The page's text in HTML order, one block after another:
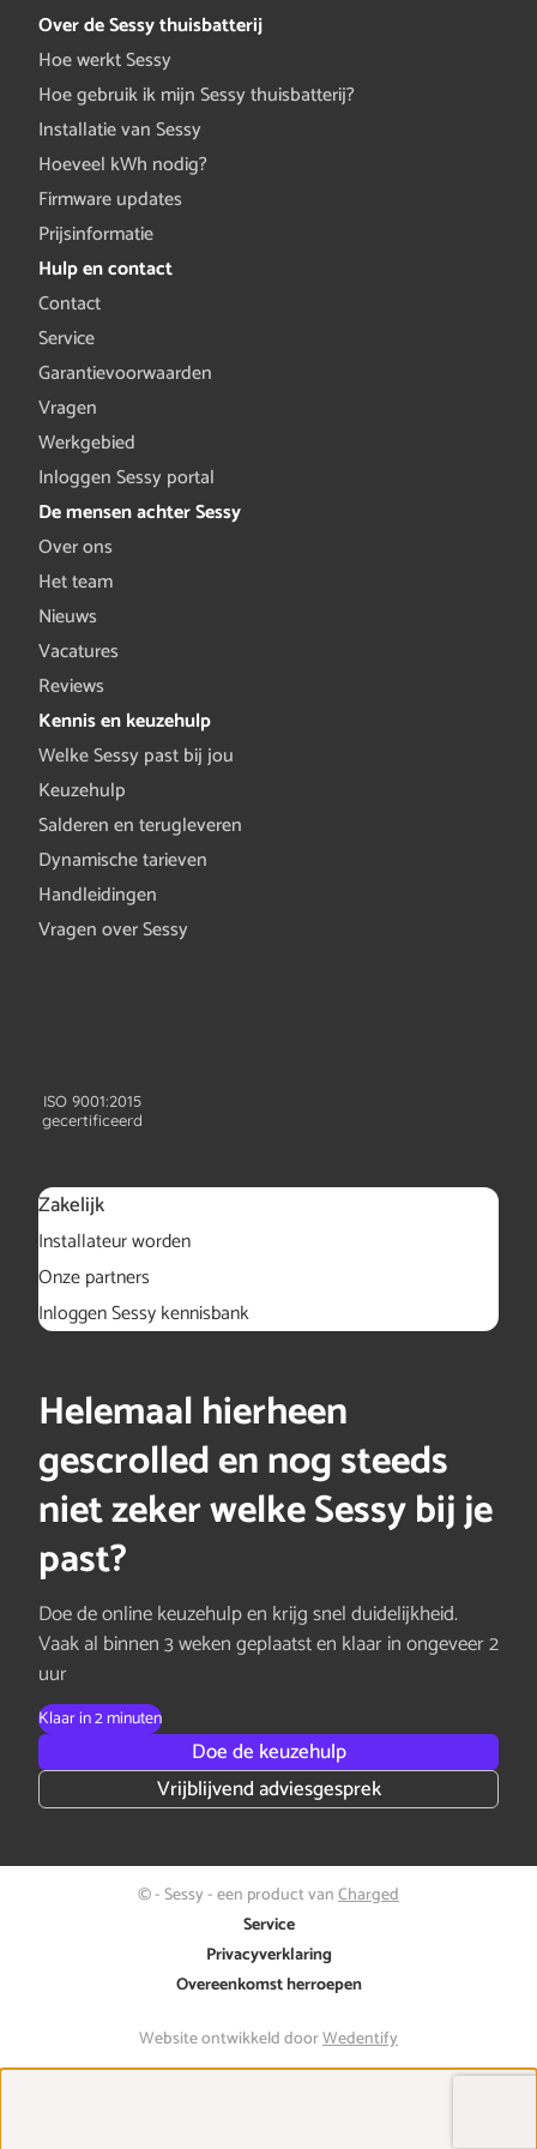
Over de Sessy thuisbatterij
Hoe werkt Sessy
Hoe gebruik ik mijn Sessy thuisbatterij?
Installatie van Sessy
Hoeveel kWh nodig?
Firmware updates
Prijsinformatie
Hulp en contact
Contact
Service
Garantievoorwaarden
Vragen
Werkgebied
Inloggen Sessy portal
De mensen achter Sessy
Over ons
Het team
Nieuws
Vacatures
Reviews
Kennis en keuzehulp
Welke Sessy past bij jou
Keuzehulp
Salderen en terugleveren
Dynamische tarieven
Handleidingen
Vragen over Sessy
ISO 9001:2015
gecertificeerd
Zakelijk
Installateur worden
Onze partners
Inloggen Sessy kennisbank
Helemaal hierheen
gescrolled en nog steeds
niet zeker welke Sessy bij je
past?
Doe de online keuzehulp en krijg snel duidelijkheid.
Vaak al binnen 3 weken geplaatst en klaar in ongeveer 2
uur
Klaar in 2 minuten
Doe de keuzehulp
Vrijblijvend adviesgesprek
© - Sessy - een product vanCharged
Service
Privacyverklaring
Overeenkomst herroepen
Website ontwikkeld doorWedentify